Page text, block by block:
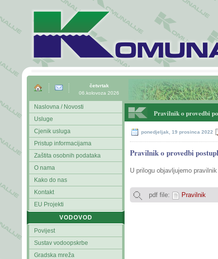
četvrtak
06.kolovoza 2026
Naslovna / Novosti
Usluge
Cjenik usluga
Pristup informacijama
Zaštita osobnih podataka
O nama
Kako do nas
Kontakt
EU Projekti
VODOVOD
Povijest
Sustav vodoopskrbe
Gradska mreža
Pravilnik o provedbi
ponedjeljak, 19 prosinca 2022
Pravilnik o provedbi
U prilogu objavljujemo
pdf file: Pravilnik